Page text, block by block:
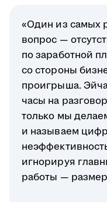
«Один из самых
вопрос —
по заработной
со стороны
проигрыша.
часы на
только мы
и называем
игнорируя
работы —